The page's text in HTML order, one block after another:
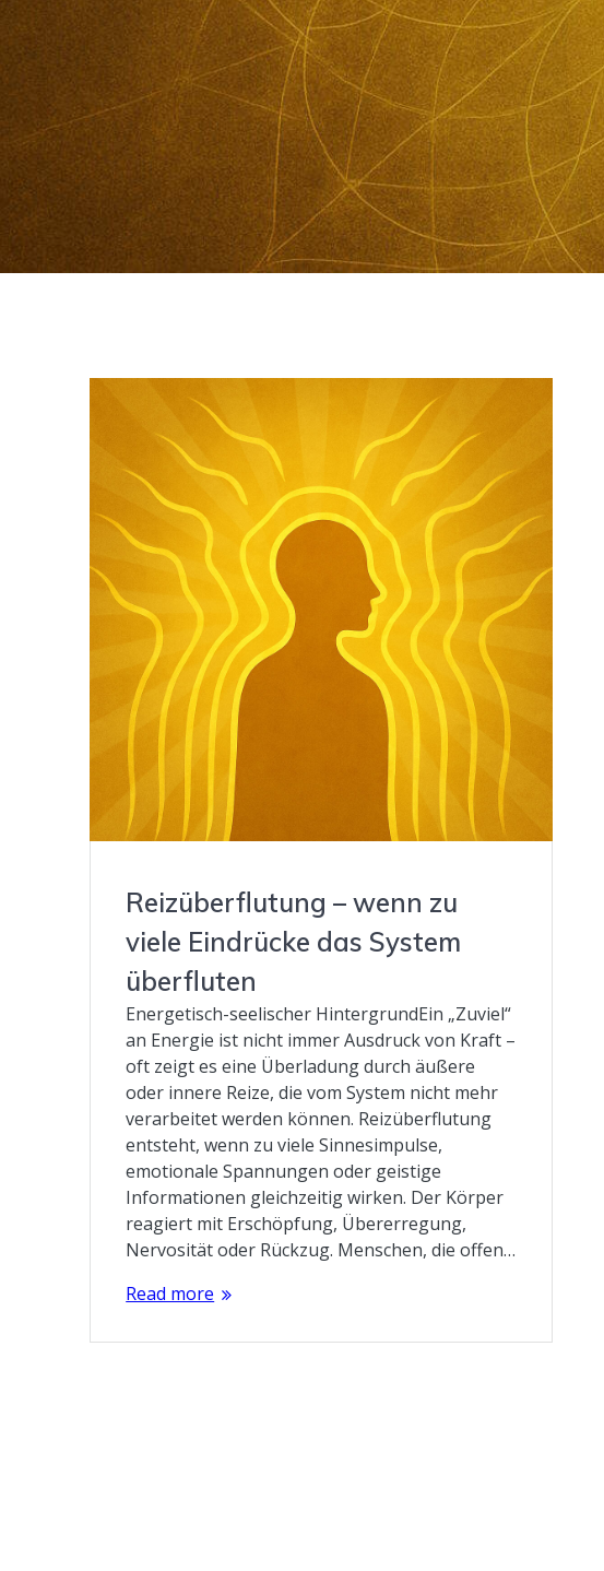
Reizüberflutung – wenn zu
viele Eindrücke das System
überfluten
Energetisch-seelischer HintergrundEin „Zuviel“
an Energie ist nicht immer Ausdruck von Kraft –
oft zeigt es eine Überladung durch äußere
oder innere Reize, die vom System nicht mehr
verarbeitet werden können. Reizüberflutung
entsteht, wenn zu viele Sinnesimpulse,
emotionale Spannungen oder geistige
Informationen gleichzeitig wirken. Der Körper
reagiert mit Erschöpfung, Übererregung,
Nervosität oder Rückzug. Menschen, die offen…
Read more